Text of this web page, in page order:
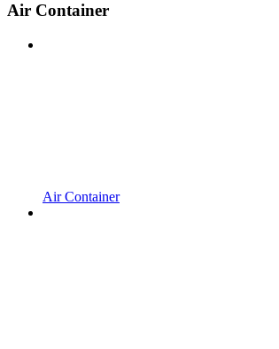
Air Container
Air Container